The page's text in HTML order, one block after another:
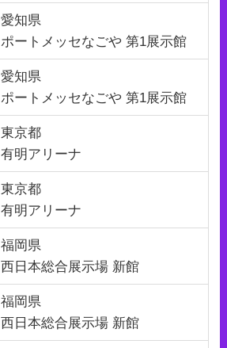
愛知県
ポートメッセなごや 第1展示館
愛知県
ポートメッセなごや 第1展示館
東京都
有明アリーナ
東京都
有明アリーナ
福岡県
西日本総合展示場 新館
福岡県
西日本総合展示場 新館